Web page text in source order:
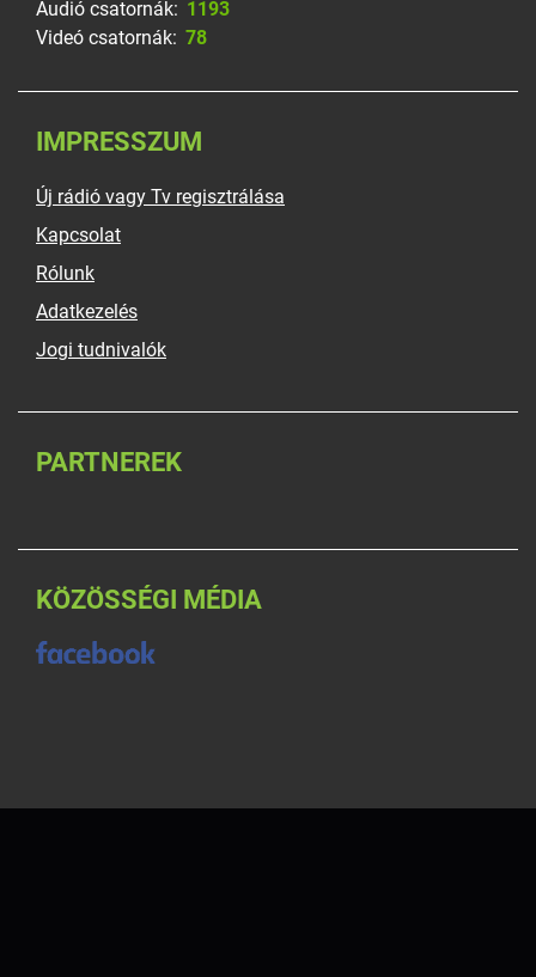
Audió csatornák: 1193
Videó csatornák: 78
IMPRESSZUM
Új rádió vagy Tv regisztrálása
Kapcsolat
Rólunk
Adatkezelés
Jogi tudnivalók
PARTNEREK
KÖZÖSSÉGI MÉDIA